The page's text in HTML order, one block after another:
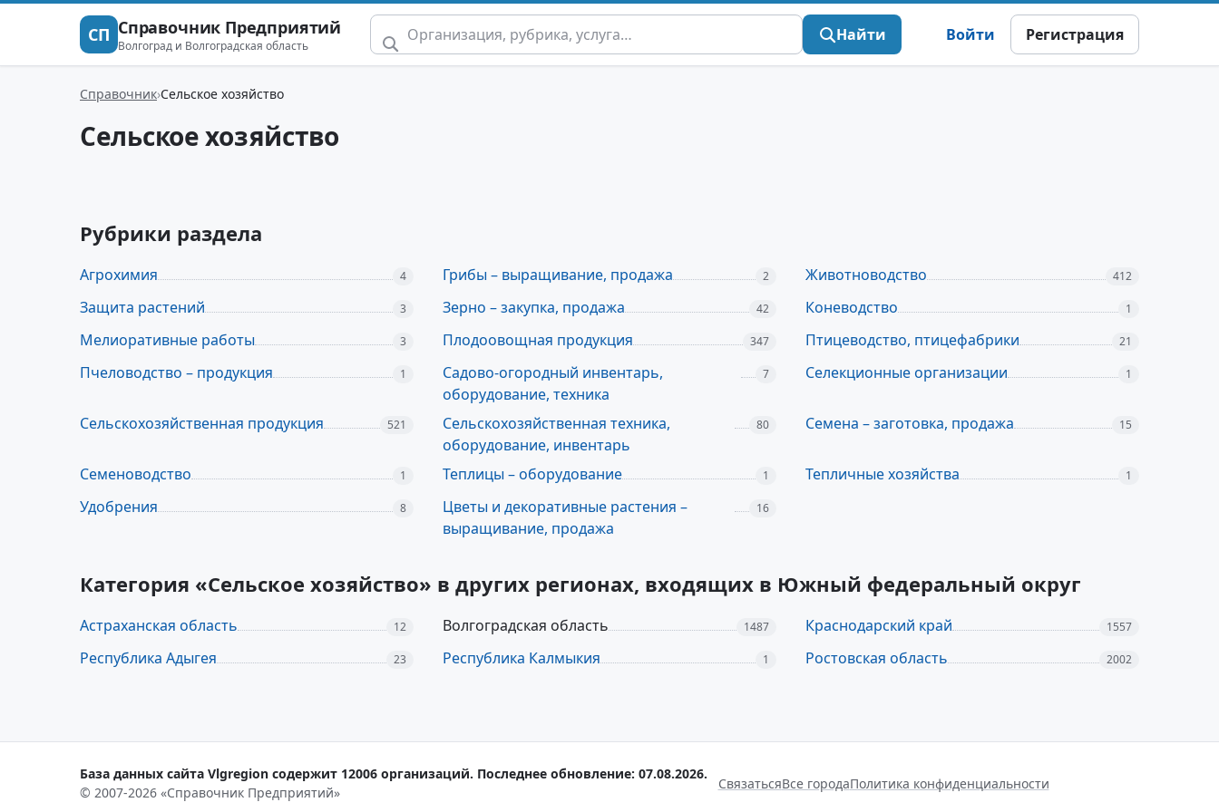
СП Справочник Предприятий
Волгоград и Волгоградская область
Найти Войти Регистрация
Справочник Сельское хозяйство
Сельское хозяйство
Рубрики раздела
Агрохимия 4 Грибы – выращивание, продажа 2 Животноводство 412
Защита растений 3 Зерно – закупка, продажа 42 Коневодство 1
Мелиоративные работы 3 Плодоовощная продукция 347 Птицеводство, птицефабрики 21
Пчеловодство – продукция 1
Садово-огородный инвентарь,
оборудование, техника
7 Селекционные организации 1
Сельскохозяйственная продукция 521
Сельскохозяйственная техника,
оборудование, инвентарь
80 Семена – заготовка, продажа 15
Семеноводство 1 Теплицы – оборудование 1 Тепличные хозяйства 1
Удобрения 8
Цветы и декоративные растения –
выращивание, продажа
16
Категория «Сельское хозяйство» в других регионах, входящих в Южный федеральный округ
Астраханская область 12 Волгоградская область 1487 Краснодарский край 1557
Республика Адыгея 23 Республика Калмыкия 1 Ростовская область 2002
База данных сайта Vlgregion содержит 12006 организаций. Последнее обновление: 07.08.2026.
© 2007-2026 «Справочник Предприятий»
СвязатьсяВсе городаПолитика конфиденциальности